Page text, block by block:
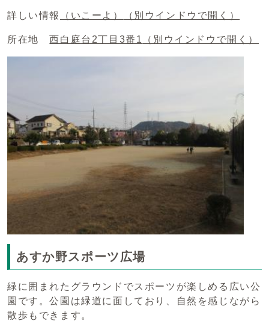
詳しい情報 （いこーよ） （別ウインドウで開く）
所在地西白庭台2丁目3番1 （別ウインドウで開く）
あすか野スポーツ広場
緑に囲まれたグラウンドでスポーツが楽しめる広い公
園です。公園は緑道に面しており、自然を感じながら
散歩もできます。